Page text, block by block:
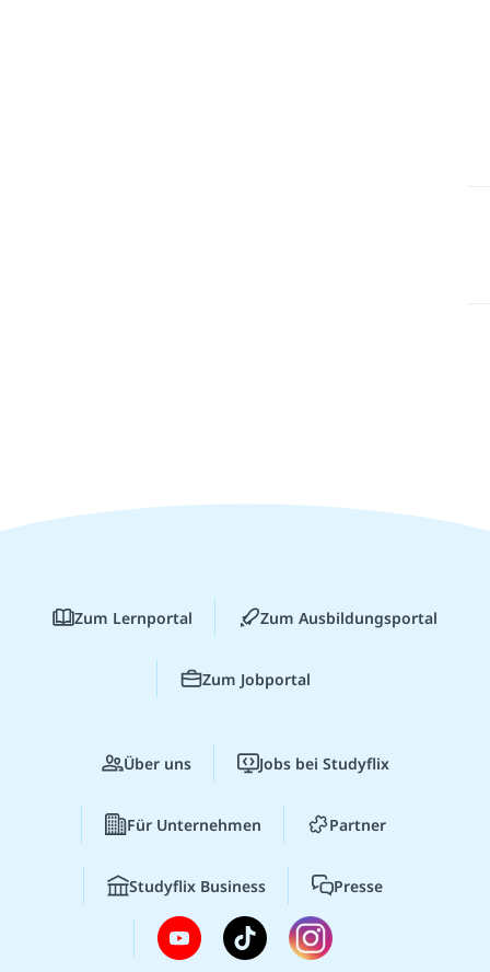
Zum Lernportal Zum Ausbildungsportal
Zum Jobportal
Über uns Jobs bei Studyflix
Für Unternehmen Partner
Studyflix Business Presse